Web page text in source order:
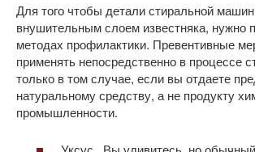
Для того чтобы детали стиральной
внушительным слоем известняка, нужно
методах профилактики. Превентивные
применять непосредственно в процессе
только в том случае, если вы отдаете
натуральному средству, а не продукту
промышленности.